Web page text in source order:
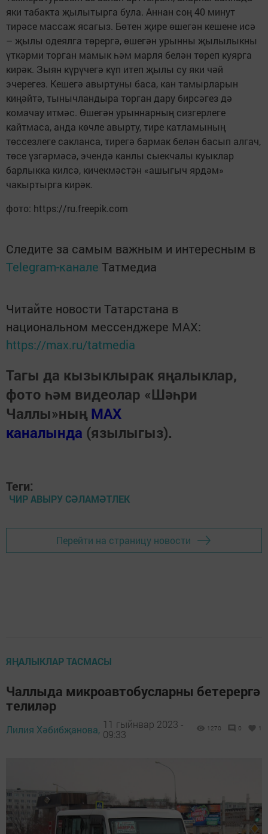
яки табакта җылытырга була. Аннан соң 40 минут
тирәсе массаж ясагыз. Бөтен җире өшегән кешене исә
– җылы одеялга төрергә, өшегән урынны җылылыкны
үткәрми торган мамык һәм марля белән төреп куярга
кирәк. Зыян күрүчегә күп итеп җылы су яки чәй
эчерегез. Кешегә авыртуны баса, кан тамырларын
киңәйтә, тынычландыра торган дару бирсәгез дә
комачау итмәс. Өшегән урыннарның сизгерлеге
кайтмаса, анда көчле авырту, тире катламының
төссезлеге сакланса, тирегә бармак белән басып алгач,
төсе үзгәрмәсә, эчендә канлы сыекчалы куыклар
барлыкка килсә, кичекмәстән «ашыгыч ярдәм»
чакыртырга кирәк.
фото: https://ru.freepik.com
Следите за самым важным и интересным в
Telegram-канале Татмедиа
Читайте новости Татарстана в
национальном мессенджере MАХ:
https://max.ru/tatmedia
Тагы да кызыклырак яңалыклар,
фото һәм видеолар «Шәһри
Чаллы»ның MAX
каналында (язылыгыз).
Теги:
ЧИР АВЫРУ СӘЛАМӘТЛЕК
Перейти на страницу новости
ЯҢАЛЫКЛАР ТАСМАСЫ
Чаллыда микроавтобусларны бетерергә
телиләр
Лилия Хәбибҗанова, 11 гыйнвар 2023 -
09:33
1270 0 1